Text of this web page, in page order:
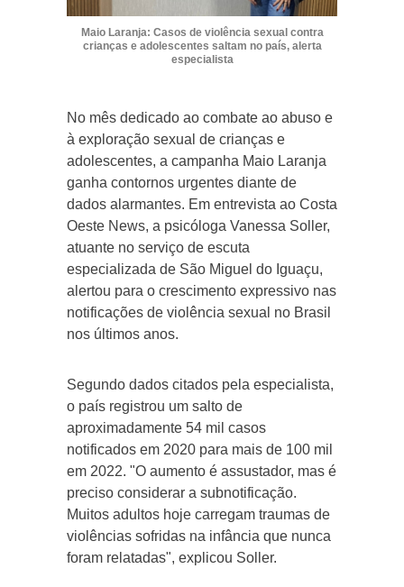
Maio Laranja: Casos de violência sexual contra
crianças e adolescentes saltam no país, alerta
especialista
No mês dedicado ao combate ao abuso e
à exploração sexual de crianças e
adolescentes, a campanha Maio Laranja
ganha contornos urgentes diante de
dados alarmantes. Em entrevista ao Costa
Oeste News, a psicóloga Vanessa Soller,
atuante no serviço de escuta
especializada de São Miguel do Iguaçu,
alertou para o crescimento expressivo nas
notificações de violência sexual no Brasil
nos últimos anos.
Segundo dados citados pela especialista,
o país registrou um salto de
aproximadamente 54 mil casos
notificados em 2020 para mais de 100 mil
em 2022. "O aumento é assustador, mas é
preciso considerar a subnotificação.
Muitos adultos hoje carregam traumas de
violências sofridas na infância que nunca
foram relatadas", explicou Soller.